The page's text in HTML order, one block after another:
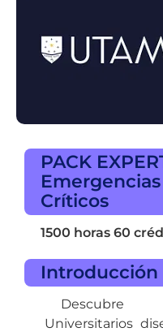
PACK
Críticos
1500 horas 60
Introducción
Descubre
Universitarios